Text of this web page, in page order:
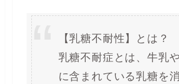
【乳糖不耐性】とは？
乳糖不耐症とは、牛乳
に含まれている乳糖を